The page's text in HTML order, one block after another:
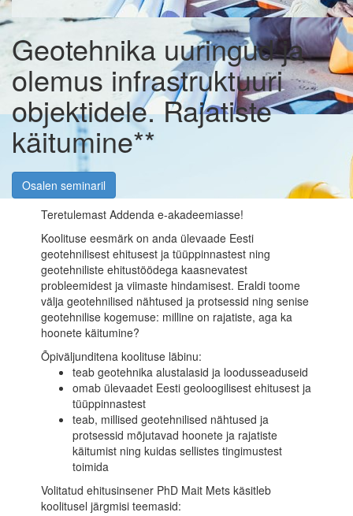
Geotehnika uuringud ja
olemus infrastruktuuri
objektidele. Rajatiste
käitumine**
Osalen seminaril
Teretulemast Addenda e-akadeemiasse!
Koolituse eesmärk on anda ülevaade Eesti
geotehnilisest ehitusest ja tüüppinnastest ning
geotehniliste ehitustöödega kaasnevatest
probleemidest ja viimaste hindamisest. Eraldi toome
välja geotehnilised nähtused ja protsessid ning senise
geotehnilise kogemuse: milline on rajatiste, aga ka
hoonete käitumine?
Õpiväljunditena koolituse läbinu:
teab geotehnika alustalasid ja loodusseaduseid
omab ülevaadet Eesti geoloogilisest ehitusest ja
tüüppinnastest
teab, millised geotehnilised nähtused ja
protsessid mõjutavad hoonete ja rajatiste
käitumist ning kuidas sellistes tingimustest
toimida
Volitatud ehitusinsener PhD Mait Mets käsitleb
koolitusel järgmisi teemasid: